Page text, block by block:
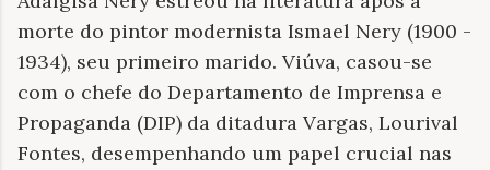
morte do pintor modernista Ismael Nery (1900 -
1934), seu primeiro marido. Viúva, casou-se
com o chefe do Departamento de Imprensa e
Propaganda (DIP) da ditadura Vargas, Lourival
Fontes, desempenhando um papel crucial nas